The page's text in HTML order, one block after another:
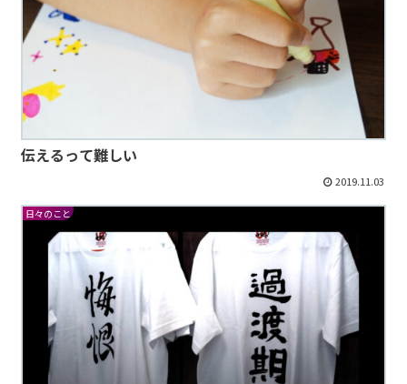
伝えるって難しい
2019.11.03
日々のこと